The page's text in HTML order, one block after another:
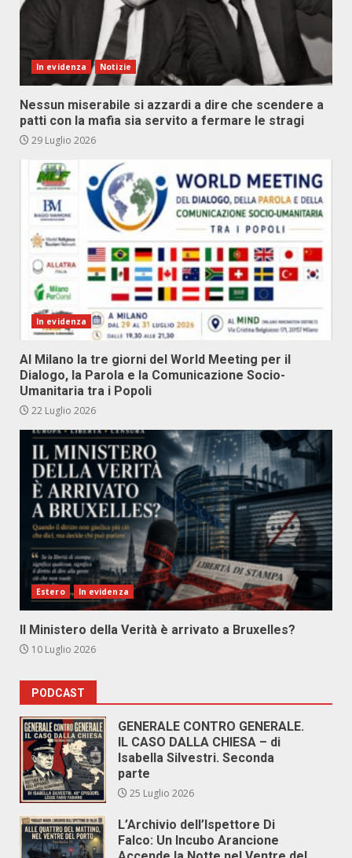
In evidenza Notizie
Nessun miserabile si azzardi a dire che scendere a
patti con la mafia sia servito a fermare le stragi
29 Luglio 2026
In evidenza
Al Milano la tre giorni del World Meeting per il
Dialogo, la Parola e la Comunicazione Socio-
Umanitaria tra i Popoli
22 Luglio 2026
Estero In evidenza
Il Ministero della Verità è arrivato a Bruxelles?
10 Luglio 2026
PODCAST
GENERALE CONTRO GENERALE.
IL CASO DALLA CHIESA – di
Isabella Silvestri. Seconda
parte
25 Luglio 2026
L’Archivio dell’Ispettore Di
Falco: Un Incubo Arancione